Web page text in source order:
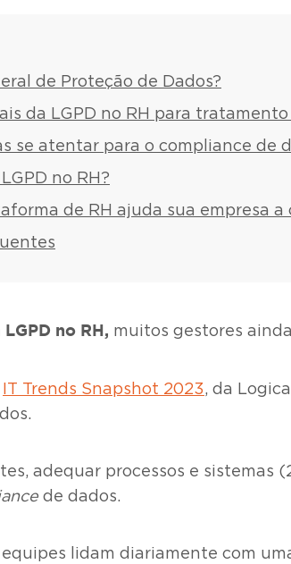
de Proteção de Dados?
da LGPD no RH para
se atentar para o compliance de
no RH?
de RH ajuda sua empresa a
LGPD no RH, muitos gestores
IT Trends Snapshot 2023, da
adequar processos e sistemas
de dados.
equipes lidam diariamente com